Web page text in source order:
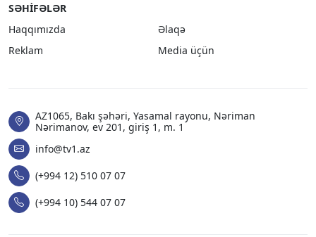
SƏHIFƏLƏR
Haqqımızda
Əlaqə
Reklam
Media üçün
AZ1065, Bakı şəhəri, Yasamal rayonu, Nəriman
Nərimanov, ev 201, giriş 1, m. 1
info@tv1.az
(+994 12) 510 07 07
(+994 10) 544 07 07